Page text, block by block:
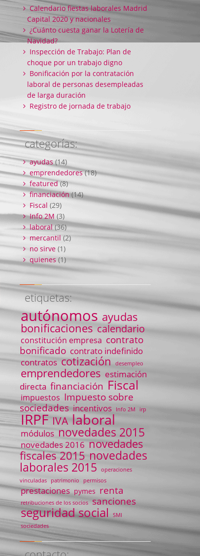
Calendario fiestas laborales Madrid
Capital 2020 y nacionales
¿Cuánto cuesta ganar la Lotería de
Navidad?
Inspección de Trabajo: Plan de
choque por un trabajo digno
Bonificación por la contratación
laboral de personas desempleadas
de larga duración
Registro de jornada de trabajo
categorías:
ayudas(14)
emprendedores(18)
featured(8)
financiación(14)
Fiscal (29)
Info 2M (3)
laboral(36)
mercantil (2)
no sirve (1)
quienes (1)
etiquetas:
autónomos ayudas
bonificaciones calendario
constitución empresa contrato
bonificado contrato indefinido
contratos cotización desempleo
emprendedores estimación
directa financiación Fiscal
impuestos Impuesto sobre
sociedades incentivos Info 2M irp
IRPF IVA laboral
módulos novedades 2015
novedades 2016 novedades
fiscales 2015 novedades
laborales 2015
operaciones
vinculadas
patrimonio permisos
prestaciones pymes renta
retribuciones de los socios sanciones
seguridad social
SMI
sociedades